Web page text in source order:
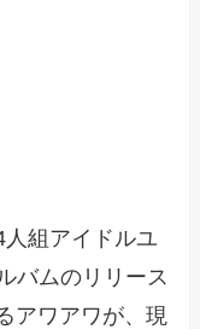
人組アイドルユ
バムのリリース
アワアワが、現